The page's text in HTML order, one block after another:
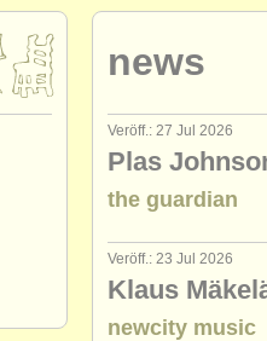
gestohlene
find out about our
news
Veröff.: 27 Jul 2026
Plas
the guardian
Veröff.: 23 Jul 2026
Klaus
newcity music